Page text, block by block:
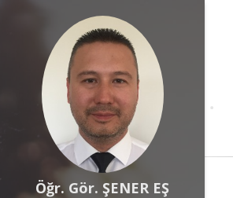
Öğr. Gör. ŞENER EŞ